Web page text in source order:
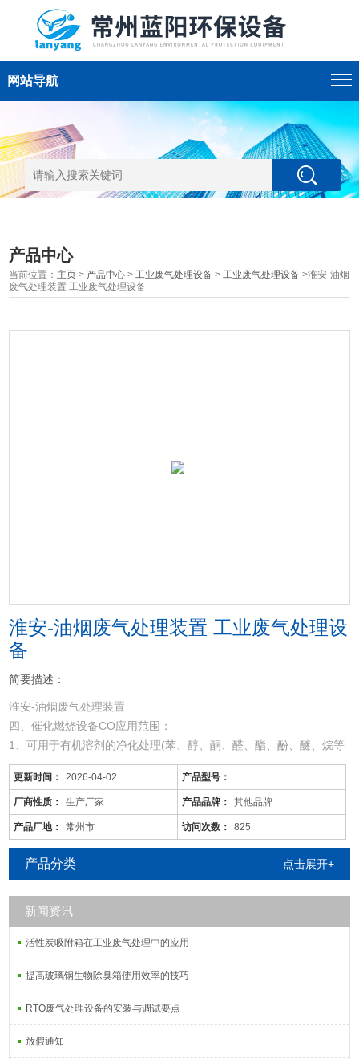
网站导航
产品中心
当前位置： 主页 > 产品中心 >工业废气处理设备 >工业废气处理设备 >淮安-油烟
废气处理装置 工业废气处理设备
淮安-油烟废气处理装置 工业废气处理设
备
简要描述：
淮安-油烟废气处理装置
四、催化燃烧设备CO应用范围：
1、可用于有机溶剂的净化处理(苯、醇、酮、醛、酯、酚、醚、烷等
混合有机废气)。
2、适用于电线、电缆、漆包线、机械、电机、化工、仪表、汽车、
自行车、摩托车、发动机、磁带、塑料、家用电器等行业的有机废气
净化。
3、可用于各种烘道、印铁制罐、表面喷涂。印刷油墨、机电绝缘处
理、皮鞋粘胶等烘干线，净化各工序产生的有机废
更新时间： 2026-04-02 产品型号：
厂商性质： 生产厂家 产品品牌： 其他品牌
产品厂地： 常州市 访问次数： 825
产品分类 点击展开+
新闻资讯
活性炭吸附箱在工业废气处理中的应用
提高玻璃钢生物除臭箱使用效率的技巧
RTO废气处理设备的安装与调试要点
放假通知